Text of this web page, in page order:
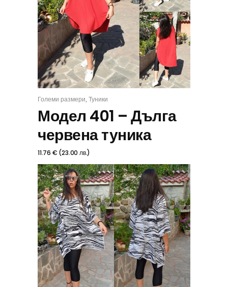
ИЗБЕРИ
Големи размери,Туники
Модел 401 – Дълга
червена туника
11.76 € (23.00лв.)